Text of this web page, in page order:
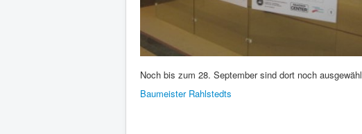
Noch bis zum 28. September sind dort noch
Baumeister Rahlstedts